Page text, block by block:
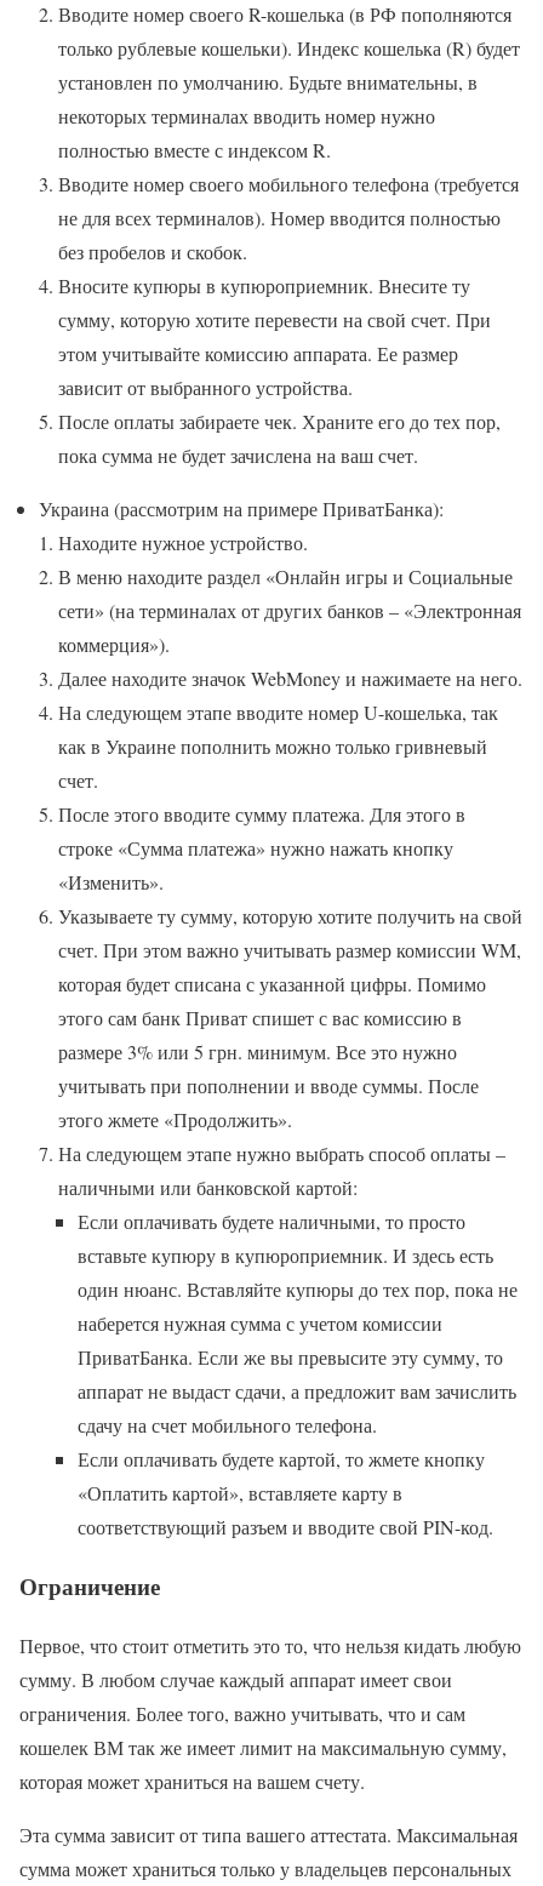
Вводите номер своего R-кошелька (в РФ пополняются
только рублевые кошельки). Индекс кошелька (R) будет
установлен по умолчанию. Будьте внимательны, в
некоторых терминалах вводить номер нужно
полностью вместе с индексом R.
Вводите номер своего мобильного телефона (требуется
не для всех терминалов). Номер вводится полностью
без пробелов и скобок.
Вносите купюры в купюроприемник. Внесите ту
сумму, которую хотите перевести на свой счет. При
этом учитывайте комиссию аппарата. Ее размер
зависит от выбранного устройства.
После оплаты забираете чек. Храните его до тех пор,
пока сумма не будет зачислена на ваш счет.
Украина (рассмотрим на примере ПриватБанка):
Находите нужное устройство.
В меню находите раздел «Онлайн игры и Социальные
сети» (на терминалах от других банков – «Электронная
коммерция»).
Далее находите значок WebMoney и нажимаете на него.
На следующем этапе вводите номер U-кошелька, так
как в Украине пополнить можно только гривневый
счет.
После этого вводите сумму платежа. Для этого в
строке «Сумма платежа» нужно нажать кнопку
«Изменить».
Указываете ту сумму, которую хотите получить на свой
счет. При этом важно учитывать размер комиссии WM,
которая будет списана с указанной цифры. Помимо
этого сам банк Приват спишет с вас комиссию в
размере 3% или 5 грн. минимум. Все это нужно
учитывать при пополнении и вводе суммы. После
этого жмете «Продолжить».
На следующем этапе нужно выбрать способ оплаты –
наличными или банковской картой:
Если оплачивать будете наличными, то просто
вставьте купюру в купюроприемник. И здесь есть
один нюанс. Вставляйте купюры до тех пор, пока не
наберется нужная сумма с учетом комиссии
ПриватБанка. Если же вы превысите эту сумму, то
аппарат не выдаст сдачи, а предложит вам зачислить
сдачу на счет мобильного телефона.
Если оплачивать будете картой, то жмете кнопку
«Оплатить картой», вставляете карту в
соответствующий разъем и вводите свой PIN-код.
Ограничение
Первое, что стоит отметить это то, что нельзя кидать любую
сумму. В любом случае каждый аппарат имеет свои
ограничения. Более того, важно учитывать, что и сам
кошелек ВМ так же имеет лимит на максимальную сумму,
которая может храниться на вашем счету.
Эта сумма зависит от типа вашего аттестата. Максимальная
сумма может храниться только у владельцев персональных